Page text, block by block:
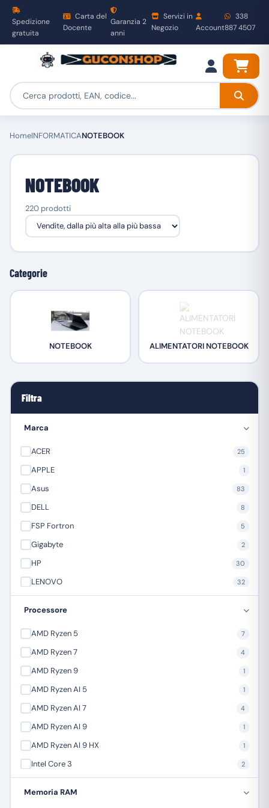
Spedizione
gratuita
Carta del
Docente
Garanzia 2
anni
Servizi in
Negozio
Account
338
887 4507
HomeINFORMATICANOTEBOOK
NOTEBOOK
220 prodotti
Categorie
NOTEBOOK ALIMENTATORI NOTEBOOK
Filtra
Marca
ACER 25
APPLE 1
Asus 83
DELL 8
FSP Fortron 5
Gigabyte 2
HP 30
LENOVO 32
NGS 5
Orico 1
SAMSUNG 16
Processore
AMD Ryzen 5 7
AMD Ryzen 7 4
AMD Ryzen 9 1
AMD Ryzen AI 5 1
AMD Ryzen AI 7 4
AMD Ryzen AI 9 1
AMD Ryzen AI 9 HX 1
Intel Core 3 2
Memoria RAM